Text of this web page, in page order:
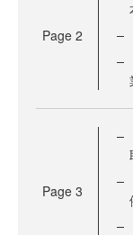
Page 2
Page 3